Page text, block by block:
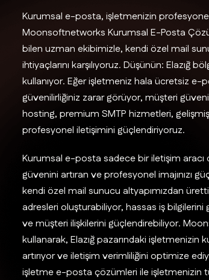
Kurumsal e-posta, işletmenizin
Moonsoftnetworks Kurumsal E-Posta
bilen uzman ekibimizle, kendi özel mail
ihtiyaçlarını karşılıyoruz. Düşünün:
kullanıyor. Eğer işletmeniz hala ücretsiz
güvenilirliğiniz zarar görüyor, müşteri
hosting, premium SMTP hizmetleri,
profesyonel iletişimini güçlendiriyoruz.
Kurumsal e-posta sadece bir iletişim aracı
güvenini artıran ve profesyonel imajınızı
kendi özel mail sunucu altyapımızdan
adresleri oluşturabiliyor, hassas iş
ve müşteri ilişkilerini güçlendirebiliyor.
kullanarak, Elazığ pazarındaki
artırıyor ve iletişim verimliliğini optimize
işletme e-posta çözümleri ile işletmenizin